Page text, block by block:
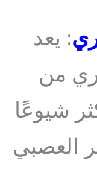
: يعد
من
شيوعًا
العصبي